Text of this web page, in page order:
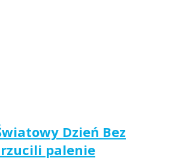
Dzień Bez
palenie